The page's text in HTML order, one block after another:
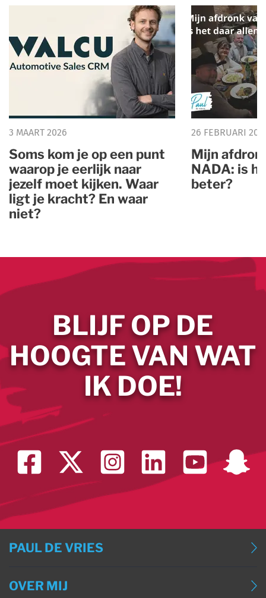
3 MAART 2026
Soms kom je op een punt
waarop je eerlijk naar
jezelf moet kijken. Waar
ligt je kracht? En waar
niet?
26 FEBRUARI
Mijn
NADA: is
beter?
BLIJF OP DE
HOOGTE VAN WAT
IK DOE!
PAUL DE VRIES
OVER MIJ